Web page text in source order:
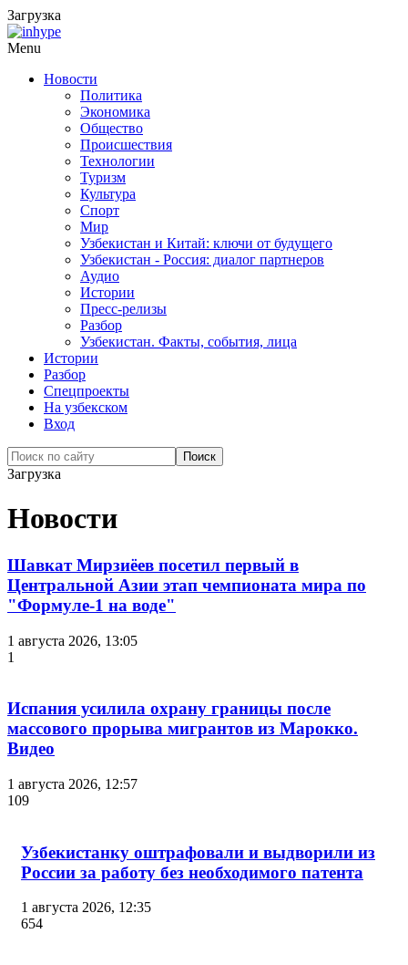
Загрузка
Menu
Новости
Политика
Экономика
Общество
Происшествия
Технологии
Туризм
Культура
Спорт
Мир
Узбекистан и Китай: ключи от будущего
Узбекистан - Россия: диалог партнеров
Аудио
Истории
Пресс-релизы
Разбор
Узбекистан. Факты, события, лица
Истории
Разбор
Спецпроекты
На узбекском
Вход
Загрузка
Новости
Шавкат Мирзиёев посетил первый в
Центральной Азии этап чемпионата мира по
"Формуле-1 на воде"
1 августа 2026, 13:05
1
Испания усилила охрану границы после
массового прорыва мигрантов из Марокко.
Видео
1 августа 2026, 12:57
109
Узбекистанку оштрафовали и выдворили из
России за работу без необходимого патента
1 августа 2026, 12:35
654